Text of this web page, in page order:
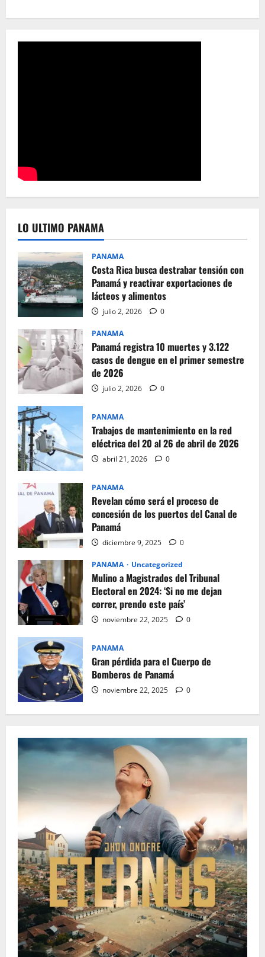
LO ULTIMO PANAMA
PANAMA
Costa Rica busca destrabar tensión con
Panamá y reactivar exportaciones de
lácteos y alimentos
julio 2, 2026 0
PANAMA
Panamá registra 10 muertes y 3.122
casos de dengue en el primer semestre
de 2026
julio 2, 2026 0
PANAMA
Trabajos de mantenimiento en la red
eléctrica del 20 al 26 de abril de 2026
abril 21, 2026 0
PANAMA
Revelan cómo será el proceso de
concesión de los puertos del Canal de
Panamá
diciembre 9, 2025 0
PANAMA Uncategorized
Mulino a Magistrados del Tribunal
Electoral en 2024: ‘Si no me dejan
correr, prendo este país’
noviembre 22, 2025 0
PANAMA
Gran pérdida para el Cuerpo de
Bomberos de Panamá
noviembre 22, 2025 0